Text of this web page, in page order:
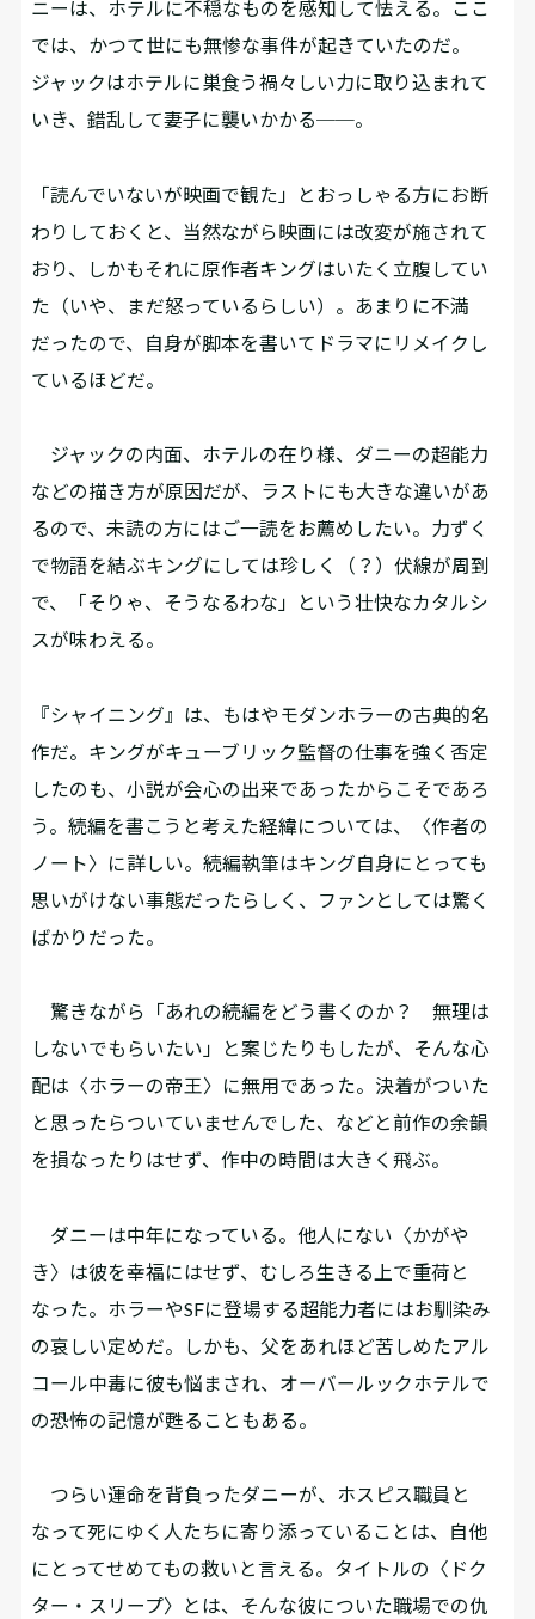
ニーは、ホテルに不穏なものを感知して怯える。ここ
では、かつて世にも無惨な事件が起きていたのだ。
ジャックはホテルに巣食う禍々しい力に取り込まれて
いき、錯乱して妻子に襲いかかる──。
「読んでいないが映画で観た」とおっしゃる方にお断
わりしておくと、当然ながら映画には改変が施されて
おり、しかもそれに原作者キングはいたく立腹してい
た（いや、まだ怒っているらしい）。あまりに不満
だったので、自身が脚本を書いてドラマにリメイクし
ているほどだ。
ジャックの内面、ホテルの在り様、ダニーの超能力
などの描き方が原因だが、ラストにも大きな違いがあ
るので、未読の方にはご一読をお薦めしたい。力ずく
で物語を結ぶキングにしては珍しく（？）伏線が周到
で、「そりゃ、そうなるわな」という壮快なカタルシ
スが味わえる。
『シャイニング』は、もはやモダンホラーの古典的名
作だ。キングがキューブリック監督の仕事を強く否定
したのも、小説が会心の出来であったからこそであろ
う。続編を書こうと考えた経緯については、〈作者の
ノート〉に詳しい。続編執筆はキング自身にとっても
思いがけない事態だったらしく、ファンとしては驚く
ばかりだった。
驚きながら「あれの続編をどう書くのか？ 無理は
しないでもらいたい」と案じたりもしたが、そんな心
配は〈ホラーの帝王〉に無用であった。決着がついた
と思ったらついていませんでした、などと前作の余韻
を損なったりはせず、作中の時間は大きく飛ぶ。
ダニーは中年になっている。他人にない〈かがや
き〉は彼を幸福にはせず、むしろ生きる上で重荷と
なった。ホラーやSFに登場する超能力者にはお馴染み
の哀しい定めだ。しかも、父をあれほど苦しめたアル
コール中毒に彼も悩まされ、オーバールックホテルで
の恐怖の記憶が甦ることもある。
つらい運命を背負ったダニーが、ホスピス職員と
なって死にゆく人たちに寄り添っていることは、自他
にとってせめてもの救いと言える。タイトルの〈ドク
ター・スリープ〉とは、そんな彼についた職場での仇